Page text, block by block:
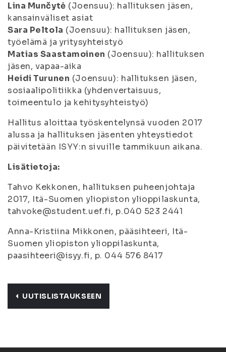
Lina Munčytė (Joensuu): hallituksen jäsen,
kansainväliset asiat
Sara Peltola (Joensuu): hallituksen jäsen,
työelämä ja yritysyhteistyö
Matias Saastamoinen (Joensuu): hallituksen
jäsen, vapaa-aika
Heidi Turunen (Joensuu): hallituksen jäsen,
sosiaalipolitiikka (yhdenvertaisuus,
toimeentulo ja kehitysyhteistyö)
Hallitus aloittaa työskentelynsä vuoden 2017
alussa ja hallituksen jäsenten yhteystiedot
päivitetään ISYY:n sivuille tammikuun aikana.
Lisätietoja:
Tahvo Kekkonen, hallituksen puheenjohtaja
2017, Itä-Suomen yliopiston ylioppilaskunta,
tahvoke@student.uef.fi, p.040 523 2441
Anna-Kristiina Mikkonen, pääsihteeri, Itä-
Suomen yliopiston ylioppilaskunta,
paasihteeri@isyy.fi, p. 044 576 8417
UUTISLISTAUKSEEN